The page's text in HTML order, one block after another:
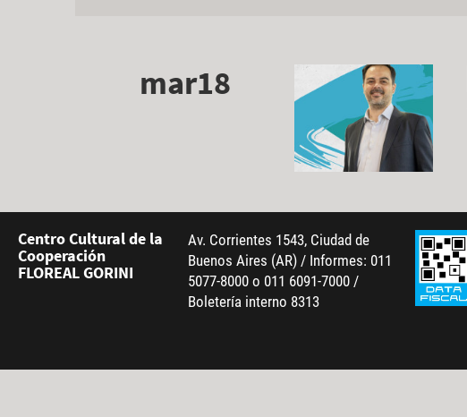
mar18
Centro Cultural de la
Cooperación
FLOREAL GORINI
Av. Corrientes 1543, Ciudad de
Buenos Aires (AR) / Informes: 011
5077-8000 o 011 6091-7000 /
Boletería interno 8313